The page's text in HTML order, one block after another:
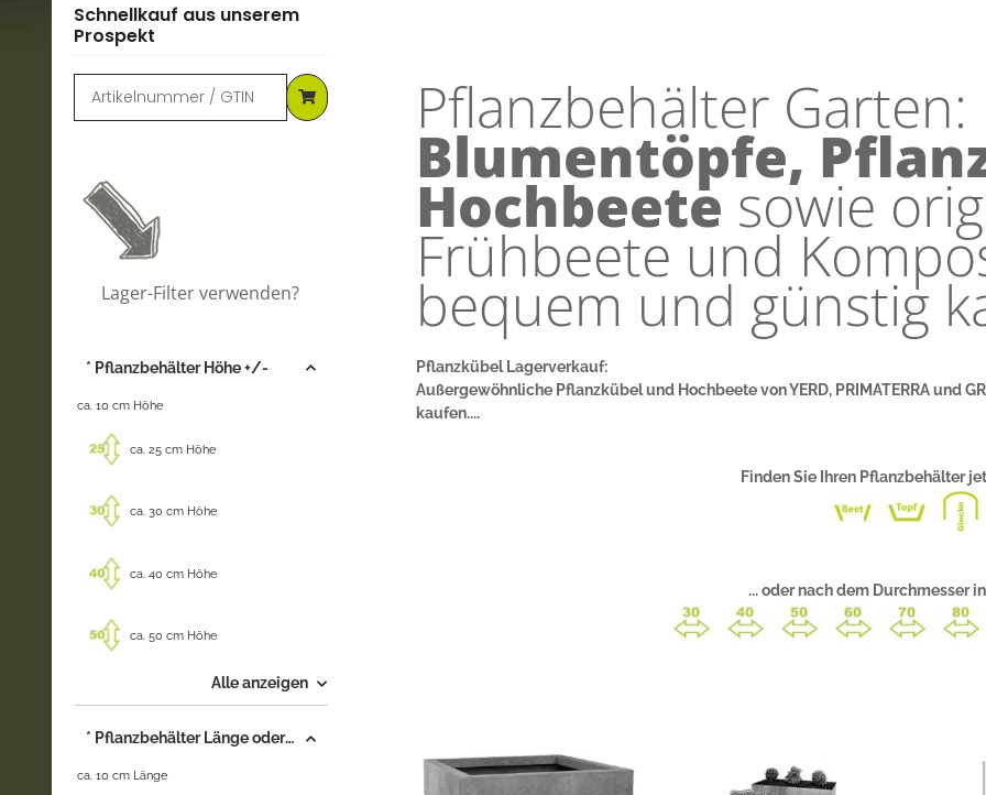
Pflanzbehälter Garten:
Blumentöpfe,
Hochbeete sowie
Frühbeete und
bequem und günstig
Pflanzkübel Lagerverkauf:
Außergewöhnliche Pflanzkübel und Hochbeete von YERD, PRIMATERRA und
kaufen....
Finden Sie Ihren Pflanzbehälter
... oder nach dem Durchmesser
Schnellkauf aus unserem
Prospekt
Lager-Filter verwenden?
* Pflanzbehälter Höhe +/-
ca. 10 cm Höhe
ca. 25 cm Höhe
ca. 30 cm Höhe
ca. 40 cm Höhe
ca. 50 cm Höhe
Alle anzeigen
* Pflanzbehälter Länge oder Durchmesser +/-
ca. 10 cm Länge